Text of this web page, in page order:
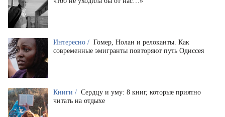
Интересно / Гомер, Нолан и релоканты. Как
современные эмигранты повторяют путь Одиссея
Книги / Сердцу и уму: 8 книг, которые приятно
читать на отдыхе